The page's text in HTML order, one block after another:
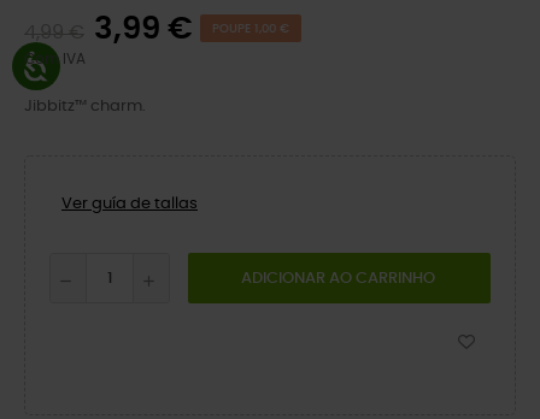
3,99 € POUPE 1,00 €
Com IVA
Jibbitz™ charm.
Ver guía de tallas
ADICIONAR AO CARRINHO